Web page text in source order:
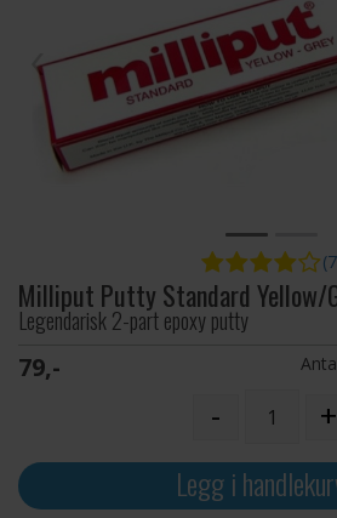
Milliput Putty Standard Yellow/
Legendarisk 2-part epoxy putty
79,-
- +
Legg i